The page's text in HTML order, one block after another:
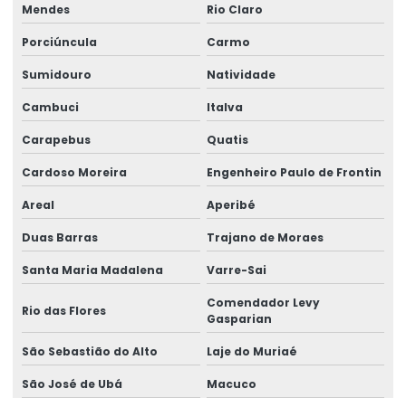
Mendes Rio Claro
Porciúncula Carmo
Sumidouro Natividade
Cambuci Italva
Carapebus Quatis
Cardoso Moreira Engenheiro Paulo de Frontin
Areal Aperibé
Duas Barras Trajano de Moraes
Santa Maria Madalena Varre-Sai
Rio das Flores
Comendador Levy
Gasparian
São Sebastião do Alto Laje do Muriaé
São José de Ubá
Macuco